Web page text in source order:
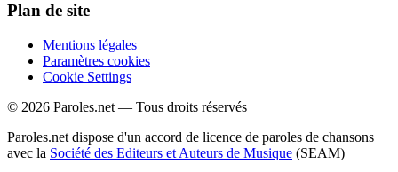
Plan de site
Mentions légales
Paramètres cookies
Cookie Settings
© 2026 Paroles.net — Tous droits réservés
Paroles.net dispose d'un accord de licence de paroles de chansons
avec la Société des Editeurs et Auteurs de Musique (SEAM)